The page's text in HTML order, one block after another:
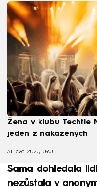
Žena v klubu Techtle
jeden z nakažených
31. čvc 2020, 09:01
Sama dohledala
nezůstala v